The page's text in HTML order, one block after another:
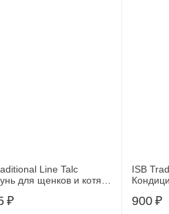
Line Talc
для щенков и котят
₽
ISB
900 ₽